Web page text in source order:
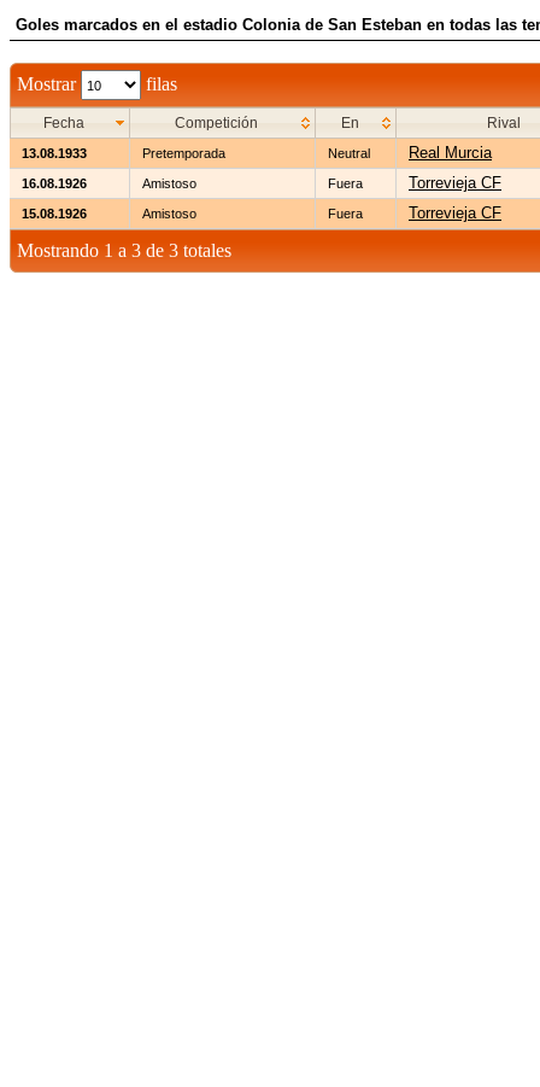
Goles marcados en el estadio Colonia de San Esteban en todas las
Mostrar filas
Fecha Competición En Rival
13.08.1933 Pretemporada Neutral Real Murcia
16.08.1926 Amistoso Fuera Torrevieja CF
15.08.1926 Amistoso Fuera Torrevieja CF
Mostrando 1 a 3 de 3 totales